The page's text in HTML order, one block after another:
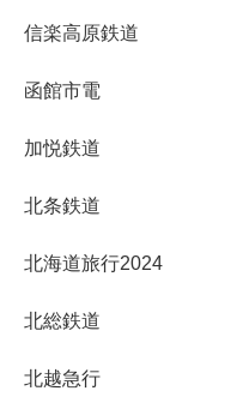
信楽高原鉄道
函館市電
加悦鉄道
北条鉄道
北海道旅行2024
北総鉄道
北越急行